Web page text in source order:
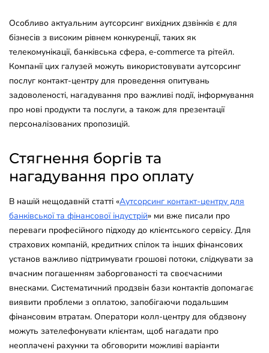
Особливо актуальним аутсорсинг вихідних дзвінків є для
бізнесів з високим рівнем конкуренції, таких як
телекомунікації, банківська сфера, e-commerce та рітейл.
Компанії цих галузей можуть використовувати аутсорсинг
послуг контакт-центру для проведення опитувань
задоволеності, нагадування про важливі події, інформування
про нові продукти та послуги, а також для презентації
персоналізованих пропозицій.
Стягнення боргів та
нагадування про оплату
В нашій нещодавній статті «Аутсорсинг контакт-центру для
банківської та фінансової індустрій» ми вже писали про
переваги професійного підходу до клієнтського сервісу. Для
страхових компаній, кредитних спілок та інших фінансових
установ важливо підтримувати грошові потоки, слідкувати за
вчасним погашенням заборгованості та своєчасними
внесками. Систематичний продзвін бази контактів допомагає
виявити проблеми з оплатою, запобігаючи подальшим
фінансовим втратам. Оператори колл-центру для обдзвону
можуть зателефонувати клієнтам, щоб нагадати про
неоплачені рахунки та обговорити можливі варіанти